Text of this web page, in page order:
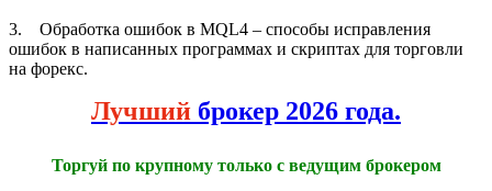
3. Обработка ошибок в MQL4 – способы исправления
ошибок в написанных программах и скриптах для торговли
на форекс.
Лучший брокер 2026 года.
Торгуй по крупному только с ведущим брокером